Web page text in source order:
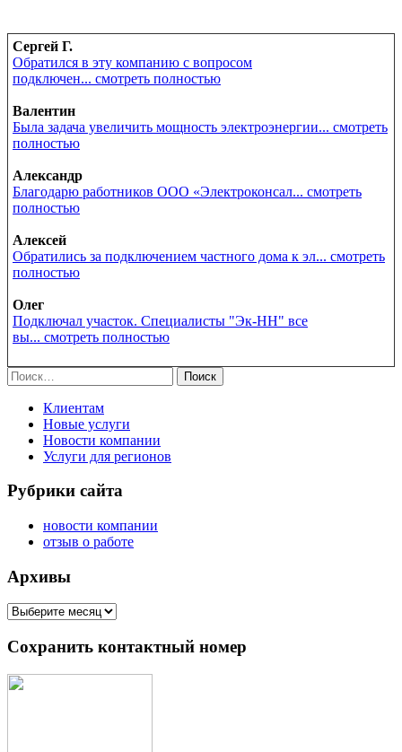
Сергей Г.
Обратился в эту компанию с вопросом
подключен... смотреть полностью
Валентин
Была задача увеличить мощность электроэнергии... смотреть
полностью
Александр
Благодарю работников ООО «Электроконсал... смотреть
полностью
Алексей
Обратились за подключением частного дома к эл... смотреть
полностью
Олег
Подключал участок. Специалисты "Эк-НН" все
вы... смотреть полностью
Найти:
Клиентам
Новые услуги
Новости компании
Услуги для регионов
Рубрики сайта
новости компании
отзыв о работе
Архивы
Архивы
Сохранить контактный номер